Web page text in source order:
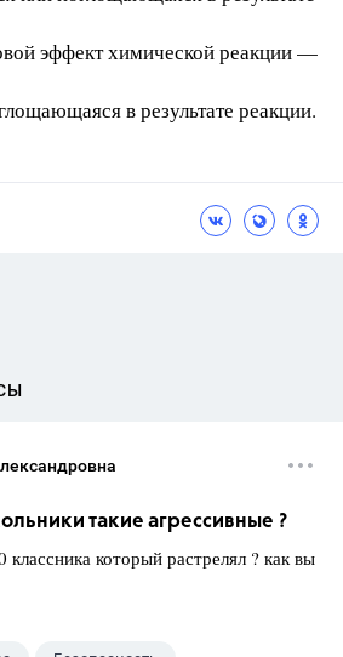
эффект химической реакции —
в результате реакции.
такие агрессивные ?
который растрелял ? как вы